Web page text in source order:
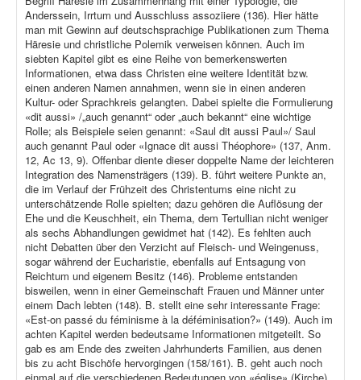
Anderssein, Irrtum und Ausschluss assoziiere (136). Hier hätte
man mit Gewinn auf deutschsprachige Publikationen zum Thema
Häresie und christliche Polemik verweisen können. Auch im
siebten Kapitel gibt es eine Reihe von bemerkenswerten
Informationen, etwa dass Christen eine weitere Identität bzw.
einen anderen Namen annahmen, wenn sie in einen anderen
Kultur- oder Sprachkreis gelangten. Dabei spielte die Formulierung
«dit aussi» /„auch genannt“ oder „auch bekannt“ eine wichtige
Rolle; als Beispiele seien genannt: «Saul dit aussi Paul»/ Saul
auch genannt Paul oder «Ignace dit aussi Théophore» (137, Anm.
12, Ac 13, 9). Offenbar diente dieser doppelte Name der leichteren
Integration des Namensträgers (139). B. führt weitere Punkte an,
die im Verlauf der Frühzeit des Christentums eine nicht zu
unterschätzende Rolle spielten; dazu gehören die Auflösung der
Ehe und die Keuschheit, ein Thema, dem Tertullian nicht weniger
als sechs Abhandlungen gewidmet hat (142). Es fehlten auch
nicht Debatten über den Verzicht auf Fleisch- und Weingenuss,
sogar während der Eucharistie, ebenfalls auf Entsagung von
Reichtum und eigenem Besitz (146). Probleme entstanden
bisweilen, wenn in einer Gemeinschaft Frauen und Männer unter
einem Dach lebten (148). B. stellt eine sehr interessante Frage:
«Est-on passé du féminisme à la déféminisation?» (149). Auch im
achten Kapitel werden bedeutsame Informationen mitgeteilt. So
gab es am Ende des zweiten Jahrhunderts Familien, aus denen
bis zu acht Bischöfe hervorgingen (158/161). B. geht auch noch